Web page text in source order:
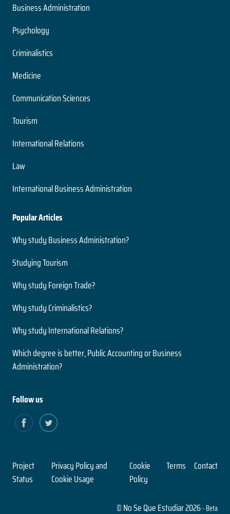
Business Administration
Psychology
Criminalistics
Medicine
Communication Sciences
Tourism
International Relations
Law
International Business Administration
Popular Articles
Why study Business Administration?
Studying Tourism
Why study Foreign Trade?
Why study Criminalistics?
Why study International Relations?
Which degree is better, Public Accounting or Business
Administration?
Follow us
Project
Status
Privacy Policy and
Cookie Usage
Cookie
Policy
Terms Contact
© No Se Que Estudiar 2026- Beta